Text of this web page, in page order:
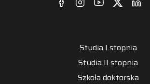
Studia I stopnia
Studia II stopnia
Szkoła doktorska